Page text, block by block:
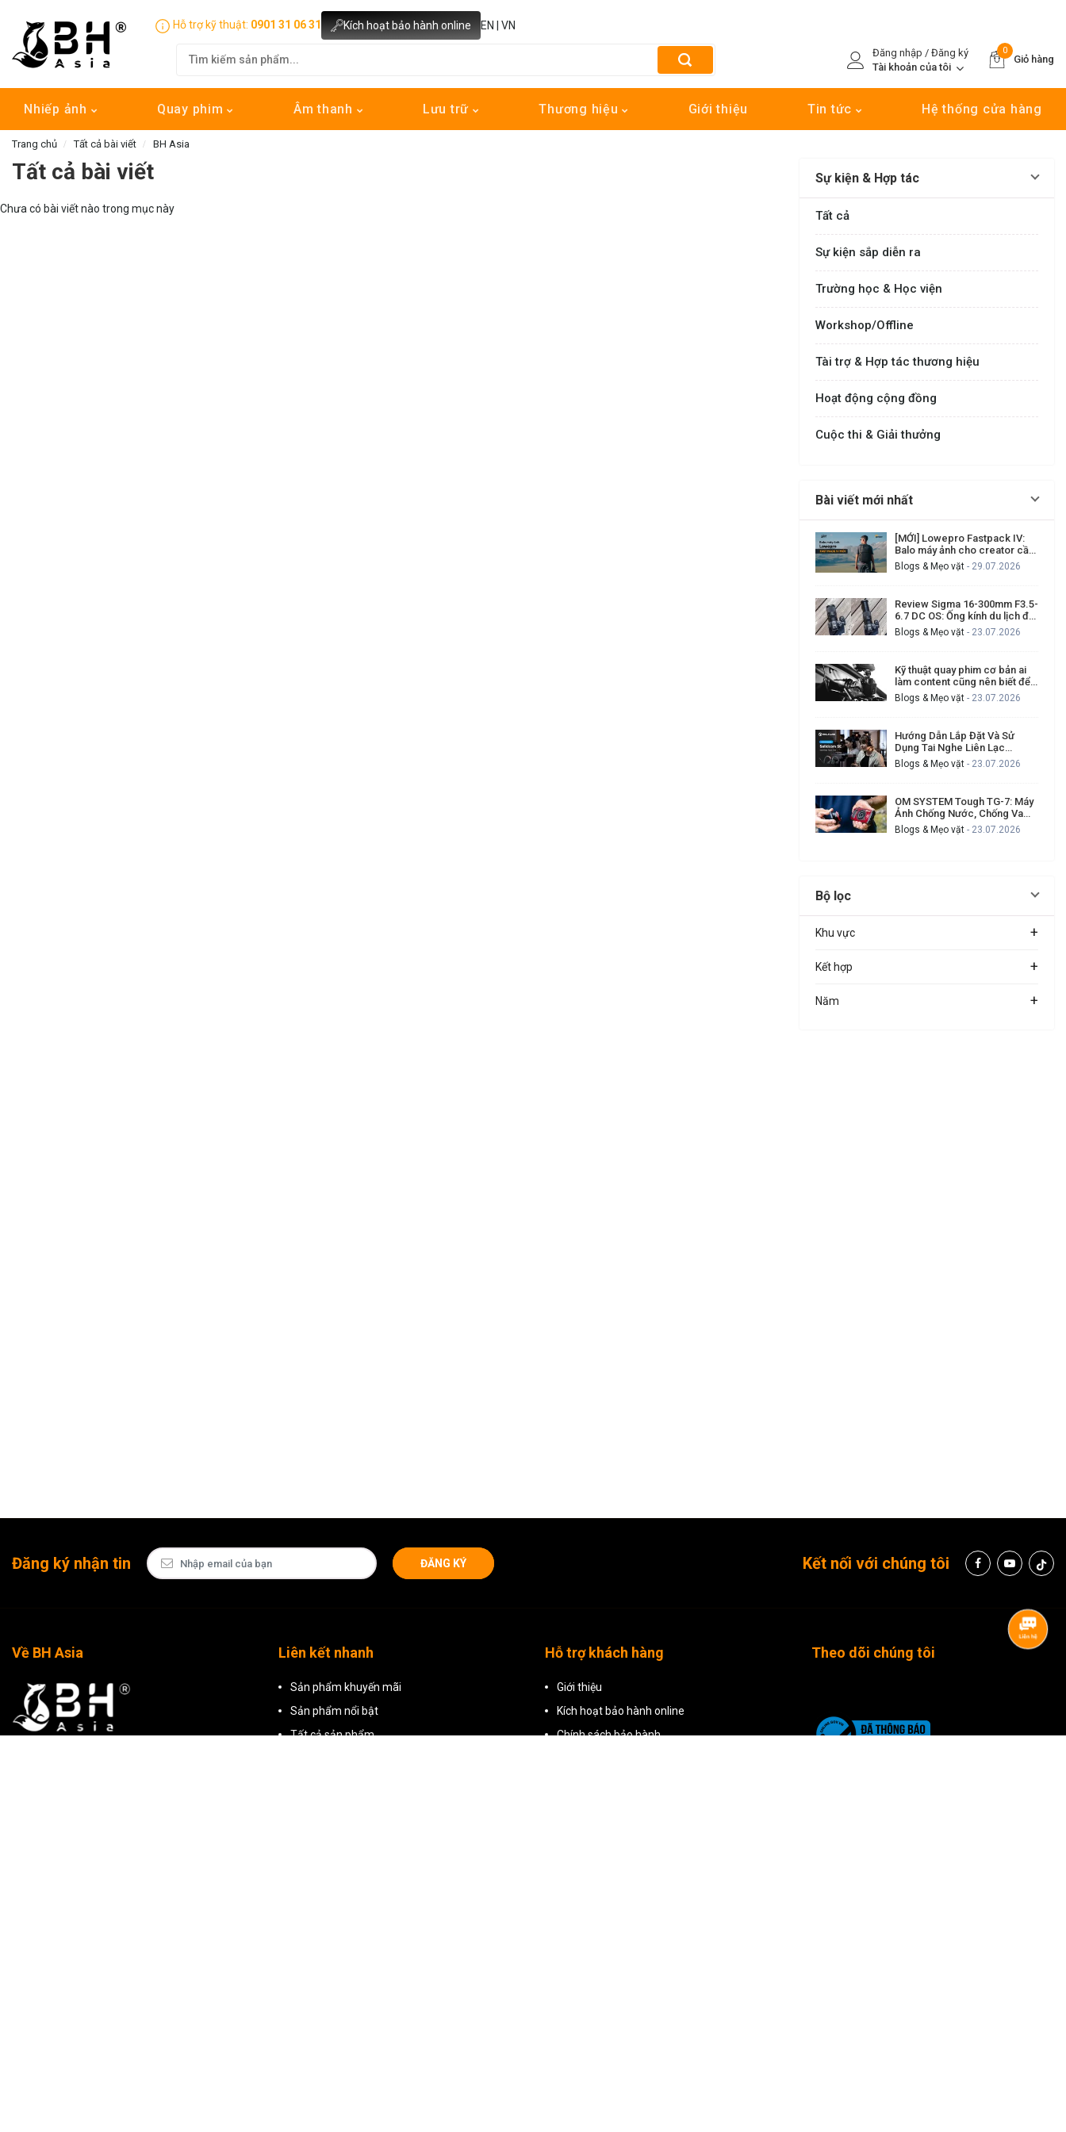
Hỗ trợ kỹ thuật: 0901 31 06 31 Kích hoạt bảo hành online EN VN
Đăng nhập / Đăng ký
Tài khoản của tôi
0
Giỏ hàng
Nhiếp ảnh Quay phim Âm thanh Lưu trữ Thương hiệu Giới thiệu Tin tức Hệ thống cửa hàng
Trang chủ Tất cả bài viết BH Asia
Tất cả bài viết
Chưa có bài viết nào trong mục này
Sự kiện & Hợp tác
Tất cả
Sự kiện sắp diễn ra
Trường học & Học viện
Workshop/Offline
Tài trợ & Hợp tác thương hiệu
Hoạt động cộng đồng
Cuộc thi & Giải thưởng
Bài viết mới nhất
[MỚI] Lowepro Fastpack IV:
Balo máy ảnh cho creator cần
đi nhanh, lấy máy nhanh
Blogs & Mẹo vặt - 29.07.2026
Review Sigma 16-300mm F3.5-
6.7 DC OS: Ống kính du lịch đa
dụng có đáng mua?
Blogs & Mẹo vặt - 23.07.2026
Kỹ thuật quay phim cơ bản ai
làm content cũng nên biết để
tạo video chuyên nghiệp hơn
Blogs & Mẹo vặt - 23.07.2026
Hướng Dẫn Lắp Đặt Và Sử
Dụng Tai Nghe Liên Lạc
Hollyland Solidcom SE Cho
Ekip Quay Phim Đông Người
Blogs & Mẹo vặt - 23.07.2026
OM SYSTEM Tough TG-7: Máy
Ảnh Chống Nước, Chống Va
Đập Cho Ai Thường Xuyên Gặp
Sự Cố Khi Quay Ngoài Trời?
Blogs & Mẹo vặt - 23.07.2026
Bộ lọc
Khu vực +
Kết hợp +
Năm +
Đăng ký nhận tin ĐĂNG KÝ Kết nối với chúng tôi
Về BH Asia Liên kết nhanh
Sản phẩm khuyến mãi
Sản phẩm nổi bật
Tất cả sản phẩm
Hỗ trợ khách hàng
Giới thiệu
Kích hoạt bảo hành online
Chính sách bảo hành
Theo dõi chúng tôi